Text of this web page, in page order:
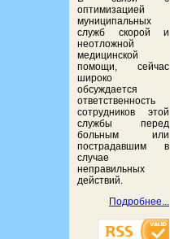
оптимизацией
муниципальных
служб скорой и
неотложной
медицинской
помощи, сейчас
широко
обсуждается
ответственность
сотрудников этой
службы перед
больным или
пострадавшим в
случае
неправильных
действий.
Подробнее...